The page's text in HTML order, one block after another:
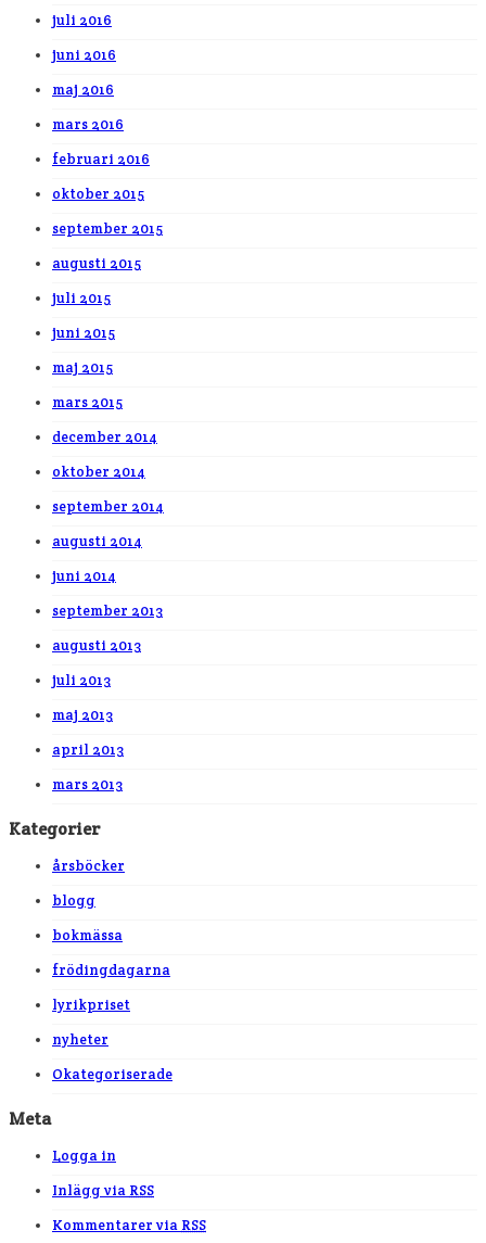
juli 2016
juni 2016
maj 2016
mars 2016
februari 2016
oktober 2015
september 2015
augusti 2015
juli 2015
juni 2015
maj 2015
mars 2015
december 2014
oktober 2014
september 2014
augusti 2014
juni 2014
september 2013
augusti 2013
juli 2013
maj 2013
april 2013
mars 2013
Kategorier
årsböcker
blogg
bokmässa
frödingdagarna
lyrikpriset
nyheter
Okategoriserade
Meta
Logga in
Inlägg via RSS
Kommentarer via RSS